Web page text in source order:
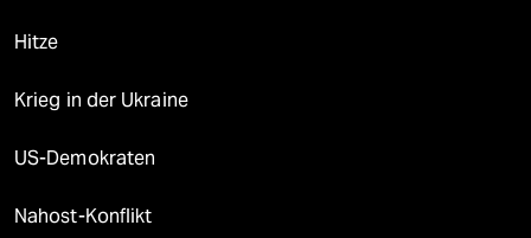
Hitze
Krieg in der Ukraine
US-Demokraten
Nahost-Konflikt